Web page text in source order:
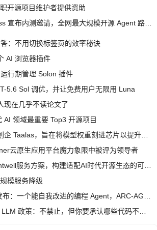
开源项目维护者提供资助
：不用切换标签页的效率秘诀
AI 浏览器插件
行期管理 Solon 插件
5.6 Sol 调优，并让免费用户无限用 Luna
现在几乎不读论文了
AI 领域最重要 Top3 开源项目
云原生应用平台魔力象限中被评为领导者
模服务降级